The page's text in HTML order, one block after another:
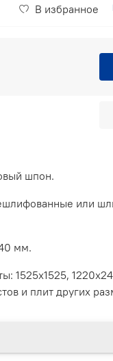
В избранное
шпон.
или
мм.
1525х1525,
и плит других